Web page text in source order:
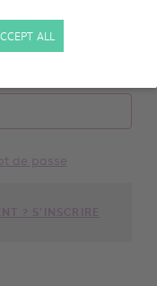
ALL
de passe
? S'INSCRIRE